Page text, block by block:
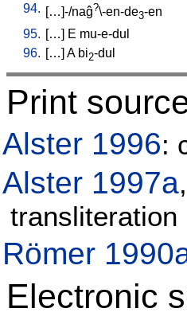
94. […]-/naĝ?\-en-de3-en
95. […] E mu-e-dul
96. […] A bi2-dul
Print
Alster 1996:
Alster 1997a
transliteration
Römer
Electronic